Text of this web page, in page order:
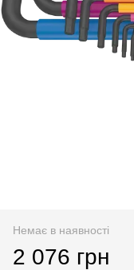
Немає в наявності
2 076 грн